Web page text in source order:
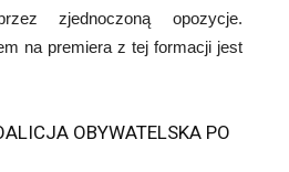
zjednoczoną opozycje.
na premiera z tej formacji jest
OBYWATELSKA PO